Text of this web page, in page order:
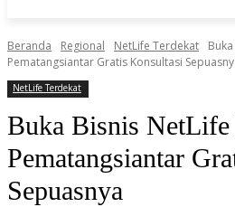
Beranda Regional NetLife Terdekat
Pematangsiantar Gratis Konsultasi
NetLife Terdekat
Buka Bisnis
Pematangsiantar
Sepuasnya